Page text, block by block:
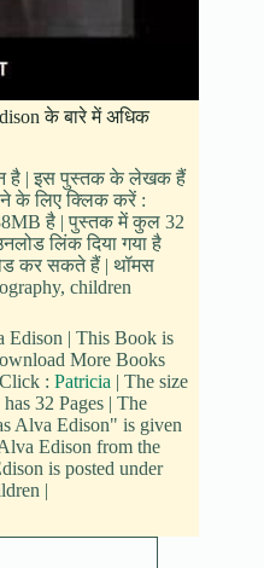
के बारे में अधिक
है | इस पुस्तक के लेखक हैं
के लिए क्लिक करें :
है | पुस्तक में कुल 32
लिंक दिया गया है
कर सकते हैं | थॉमस
children
Edison | This Book is
More Books
: Patricia | The size
32 Pages | The
Alva Edison" is given
Edison from the
is posted under
|